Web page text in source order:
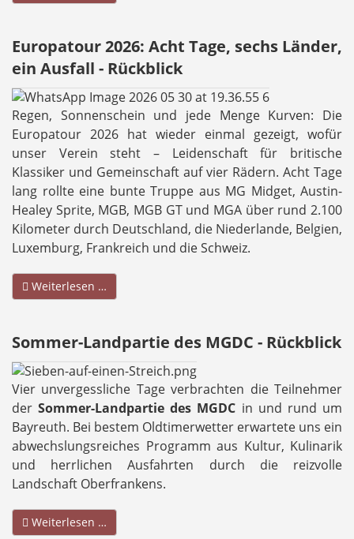
Europatour 2026: Acht Tage, sechs Länder,
ein Ausfall - Rückblick
Regen, Sonnenschein und jede Menge Kurven: Die
Europatour 2026 hat wieder einmal gezeigt, wofür
unser Verein steht – Leidenschaft für britische
Klassiker und Gemeinschaft auf vier Rädern. Acht Tage
lang rollte eine bunte Truppe aus MG Midget, Austin-
Healey Sprite, MGB, MGB GT und MGA über rund 2.100
Kilometer durch Deutschland, die Niederlande, Belgien,
Luxemburg, Frankreich und die Schweiz.
Weiterlesen …
Sommer-Landpartie des MGDC - Rückblick
Vier unvergessliche Tage verbrachten die Teilnehmer
derSommer-Landpartie des MGDC in und rund um
Bayreuth. Bei bestem Oldtimerwetter erwartete uns ein
abwechslungsreiches Programm aus Kultur, Kulinarik
und herrlichen Ausfahrten durch die reizvolle
Landschaft Oberfrankens.
Weiterlesen …